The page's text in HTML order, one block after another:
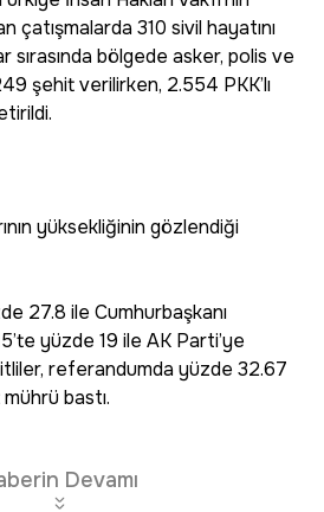
çatışmalarda 310 sivil hayatını
bölgede asker, polis ve
şehit verilirken, 2.554 PKK’lı
yüksekliğinin gözlendiği
27.8 ile Cumhurbaşkanı
yüzde 19 ile AK Parti’ye
referandumda yüzde 32.67
bastı.
Devamı